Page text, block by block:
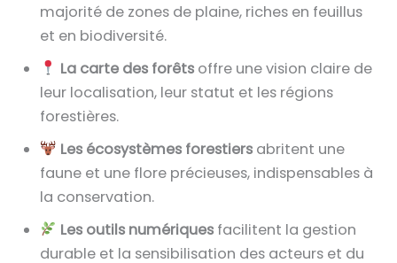
majorité de zones de plaine, riches en feuillus
et en biodiversité.
La carte des forêtsoffre une vision claire de
leur localisation, leur statut et les régions
forestières.
Les écosystèmes forestiersabritent une
faune et une flore précieuses, indispensables à
la conservation.
Les outils numériquesfacilitent la gestion
durable et la sensibilisation des acteurs et du